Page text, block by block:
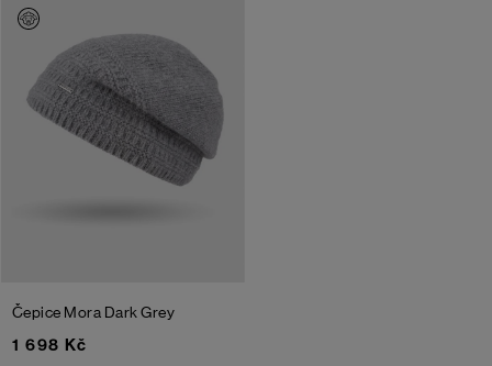
Čepice Mora Dark Grey
1 698 Kč